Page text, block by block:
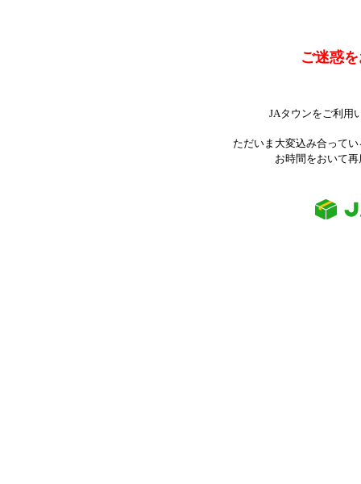
ご迷惑
JAタウンをご利用
ただいま大変込み合って
お時間をおいて